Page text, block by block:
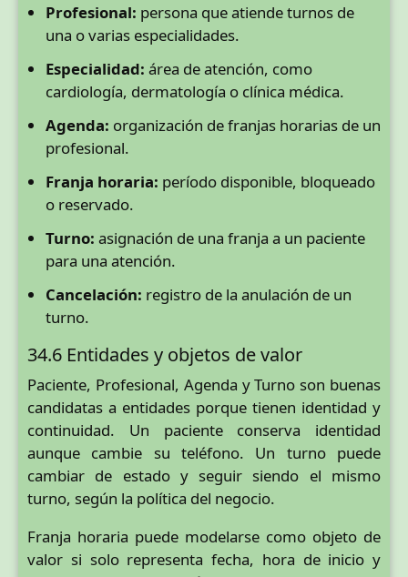
Profesional: persona que atiende turnos de
una o varias especialidades.
Especialidad: área de atención, como
cardiología, dermatología o clínica médica.
Agenda: organización de franjas horarias de un
profesional.
Franja horaria: período disponible, bloqueado
o reservado.
Turno: asignación de una franja a un paciente
para una atención.
Cancelación: registro de la anulación de un
turno.
34.6 Entidades y objetos de valor
Paciente, Profesional, Agenda y Turno son buenas
candidatas a entidades porque tienen identidad y
continuidad. Un paciente conserva identidad
aunque cambie su teléfono. Un turno puede
cambiar de estado y seguir siendo el mismo
turno, según la política del negocio.
Franja horaria puede modelarse como objeto de
valor si solo representa fecha, hora de inicio y